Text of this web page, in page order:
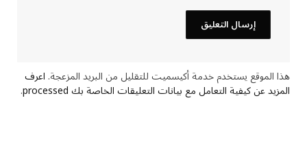
هذا الموقع يستخدم خدمة أكيسميت للتقليل من البريد المزعجة.اعرف
المزيد عن كيفية التعامل مع بيانات التعليقات الخاصة بك processed .